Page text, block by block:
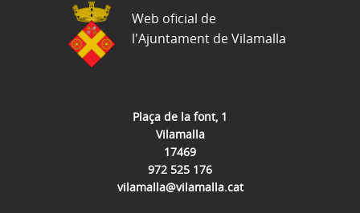
Plaça de la font, 1
Vilamalla
17469
972 525 176
vilamalla@vilamalla.cat
Web oficial de
l'Ajuntament de Vilamalla